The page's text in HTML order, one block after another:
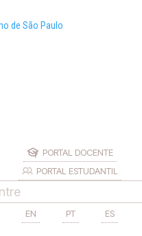
PORTAL DOCENTE
PORTAL ESTUDANTIL
EN PT ES